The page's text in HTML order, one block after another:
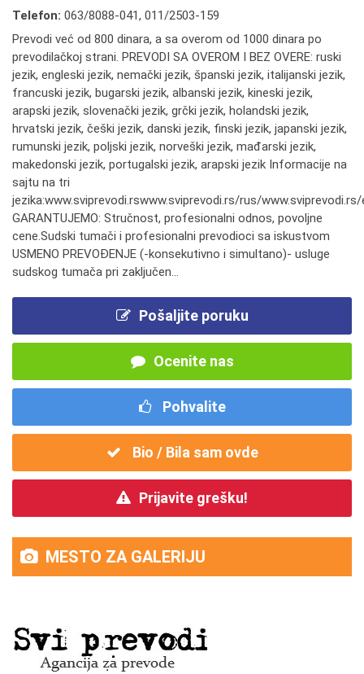
Telefon: 063/8088-041, 011/2503-159
Prevodi već od 800 dinara, a sa overom od 1000 dinara po
prevodilačkoj strani. PREVODI SA OVEROM I BEZ OVERE: ruski
jezik, engleski jezik, nemački jezik, španski jezik, italijanski jezik,
francuski jezik, bugarski jezik, albanski jezik, kineski jezik,
arapski jezik, slovenački jezik, grčki jezik, holandski jezik,
hrvatski jezik, češki jezik, danski jezik, finski jezik, japanski jezik,
rumunski jezik, poljski jezik, norveški jezik, mađarski jezik,
makedonski jezik, portugalski jezik, arapski jezik Informacije na
sajtu na tri
jezika:www.sviprevodi.rswww.sviprevodi.rs/rus/
GARANTUJEMO: Stručnost, profesionalni odnos, povoljne
cene.Sudski tumači i profesionalni prevodioci sa iskustvom
USMENO PREVOĐENJE (-konsekutivno i simultano)- usluge
sudskog tumača pri zaključen...
Pošaljite poruku
Ocenite nas
Pohvalite
Bio / Bila sam ovde
Prijavite grešku!
MESTO ZA GALERIJU